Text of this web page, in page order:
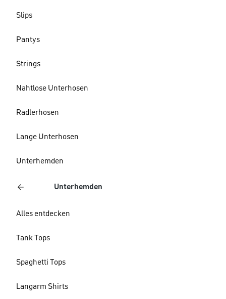
Slips
Pantys
Strings
Nahtlose Unterhosen
Radlerhosen
Lange Unterhosen
Unterhemden
Unterhemden
Alles entdecken
Tank Tops
Spaghetti Tops
Langarm Shirts